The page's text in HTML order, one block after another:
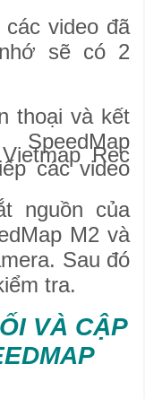
video đã
sẽ có 2
thoại và kết
Rec
các video
nguồn của
M2 và
Sau đó
tra.
VÀ CẬP